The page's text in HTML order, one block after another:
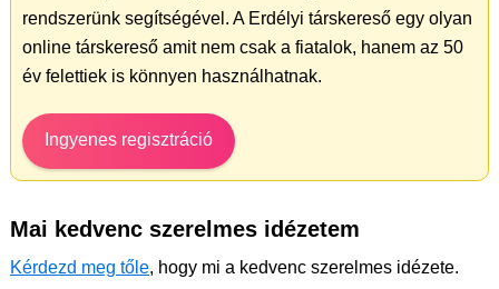
rendszerünk segítségével. A Erdélyi társkereső egy olyan
online társkereső amit nem csak a fiatalok, hanem az 50
év felettiek is könnyen használhatnak.
Ingyenes regisztráció
Mai kedvenc szerelmes idézetem
Kérdezd meg tőle, hogy mi a kedvenc szerelmes idézete.